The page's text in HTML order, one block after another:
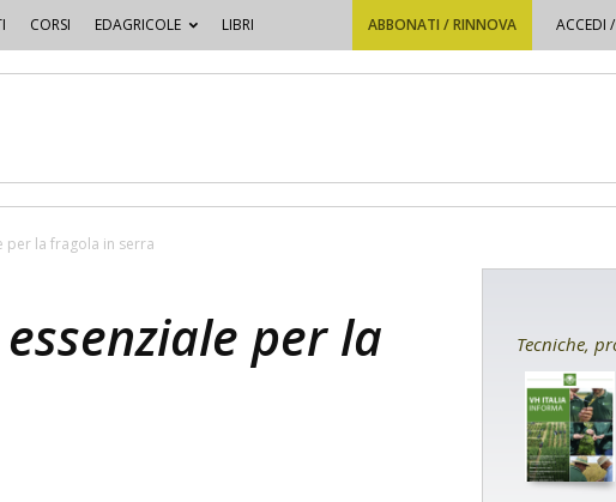
CORSI EDAGRICOLE LIBRI ABBONATI / RINNOVA ACCEDI
per la fragola in serra
per la
Tecniche,